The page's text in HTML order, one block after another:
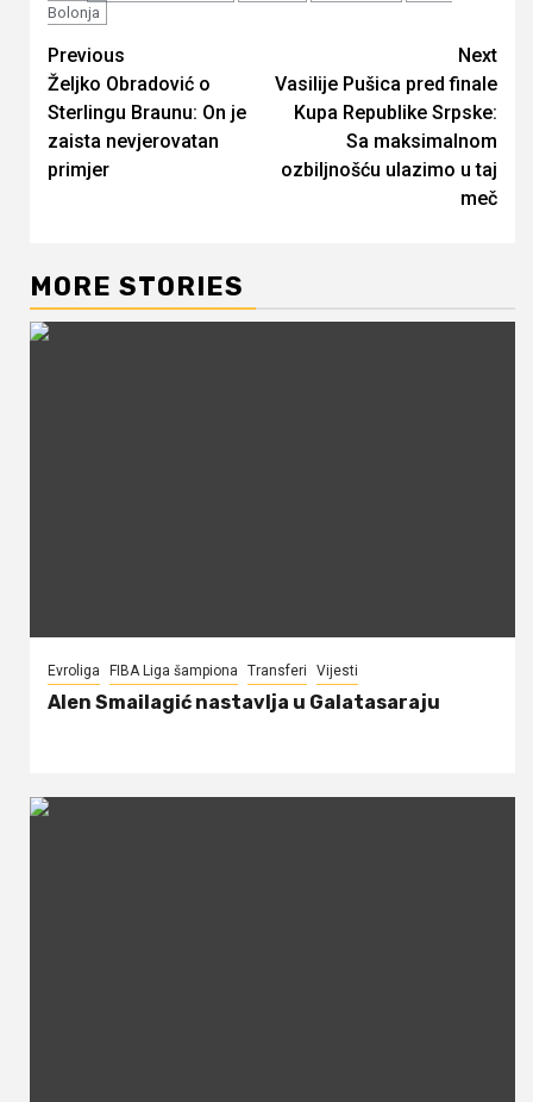
Bolonja
Continue
Reading
Previous
Željko Obradović o
Sterlingu Braunu: On je
zaista nevjerovatan
primjer
Next
Vasilije Pušica pred finale
Kupa Republike Srpske:
Sa maksimalnom
ozbiljnošću ulazimo u taj
meč
MORE STORIES
Evroliga FIBA Liga šampiona Transferi Vijesti
Alen Smailagić nastavlja u Galatasaraju